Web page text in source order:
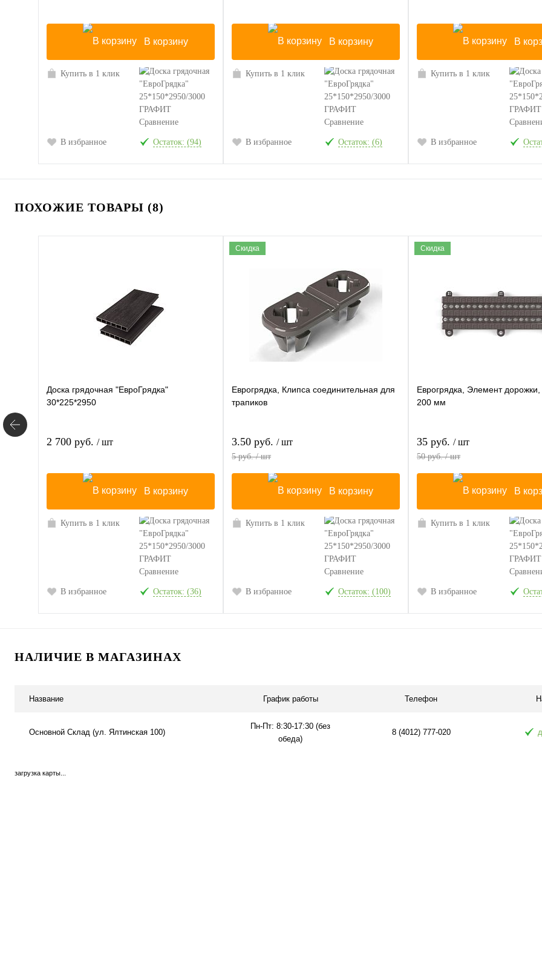
В корзину
Купить в 1 клик
Сравнение
В избранное Остаток: (94)
В корзину
Купить в 1 клик
Сравнение
В избранное Остаток: (6)
В
Купить в 1 клик
В избранное
ПОХОЖИЕ ТОВАРЫ (8)
Доска грядочная "ЕвроГрядка"
30*225*2950
2 700 руб. / шт
В корзину
Купить в 1 клик
Сравнение
В избранное Остаток: (36)
Скидка
Еврогрядка, Клипса соединительная для
трапиков
3.50 руб. / шт
5 руб. / шт
В корзину
Купить в 1 клик
Сравнение
В избранное Остаток: (100)
Скидка
Еврогрядка, Элемент
200 мм
35 руб. / шт
50 руб. / шт
В
Купить в 1 клик
В избранное
НАЛИЧИЕ В МАГАЗИНАХ
Название График работы Телефон
Основной Склад (ул. Ялтинская 100)
Пн-Пт: 8:30-17:30 (без
обеда)
8 (4012) 777-020
загрузка карты...